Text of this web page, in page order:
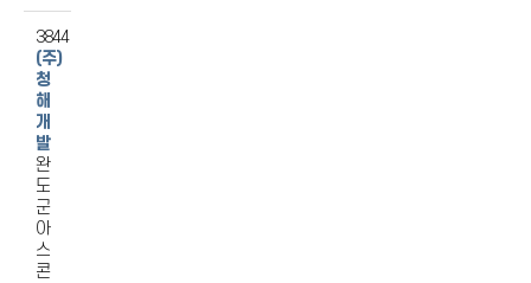
3844
(주)
청
해
개
발
완
도
군
아
스
콘